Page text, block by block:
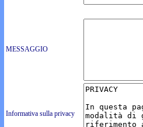
MESSAGGIO
Informativa sulla privacy